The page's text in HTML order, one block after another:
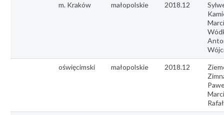
m. Kraków małopolskie 2018.12
oświęcimski małopolskie 2018.12